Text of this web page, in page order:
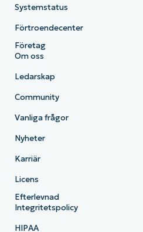
Systemstatus
Förtroendecenter
Företag
Om oss
Ledarskap
Community
Vanliga frågor
Nyheter
Karriär
Licens
Efterlevnad
Integritetspolicy
HIPAA